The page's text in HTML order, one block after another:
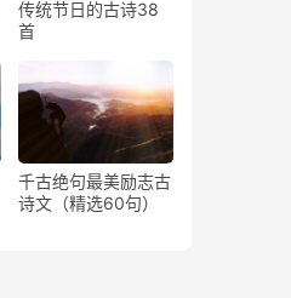
传统节日的古诗38
首
千古绝句最美励志古
诗文（精选60句）